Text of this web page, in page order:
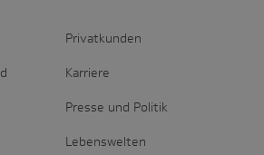
Privatkunden
Karriere
Presse und Politik
Lebenswelten